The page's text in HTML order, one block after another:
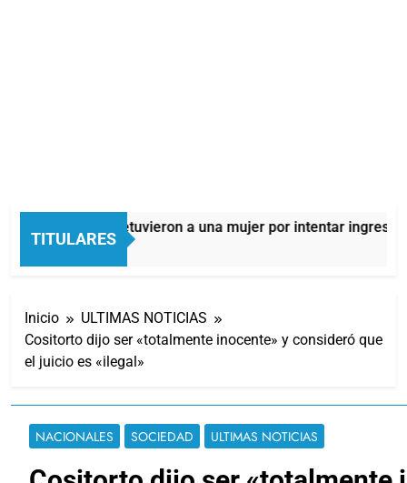
TITULARES
Quilmes: detuvieron a una mujer por intentar ingresar
11 Horas Atrás
Inicio
ULTIMAS NOTICIAS
Cositorto dijo ser «totalmente inocente» y consideró que
el juicio es «ilegal»
NACIONALES SOCIEDAD ULTIMAS NOTICIAS